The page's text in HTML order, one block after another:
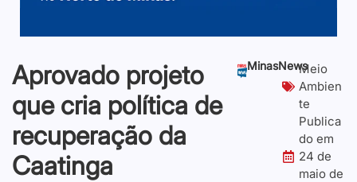
MinasNewsMeio
Ambien
te
Publica
do em
24 de
maio de
Aprovado projeto
que cria política de
recuperação da
Caatinga